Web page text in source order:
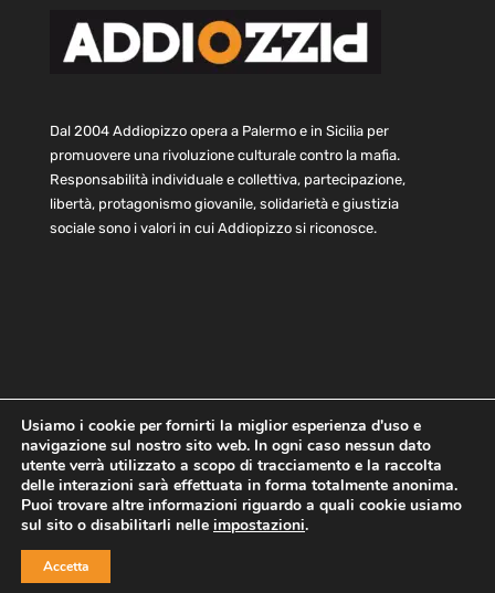
Dal 2004 Addiopizzo opera a Palermo e in Sicilia per
promuovere una rivoluzione culturale contro la mafia.
Responsabilità individuale e collettiva, partecipazione,
libertà, protagonismo giovanile, solidarietà e giustizia
sociale sono i valori in cui Addiopizzo si riconosce.
Home Statuto e bilancio
Contatti
Privacy
Cookie Child Protection Policy
Copyright © 2021 AddioPizzo | Tutti i diritti riservati | Sede
Usiamo i cookie per fornirti la miglior esperienza d'uso e
navigazione sul nostro sito web. In ogni caso nessun dato
utente verrà utilizzato a scopo di tracciamento e la raccolta
delle interazioni sarà effettuata in forma totalmente anonima.
Puoi trovare altre informazioni riguardo a quali cookie usiamo
sul sito o disabilitarli nelle impostazioni.
Accetta